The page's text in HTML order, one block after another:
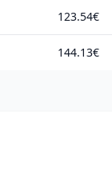
123.54€
144.13€